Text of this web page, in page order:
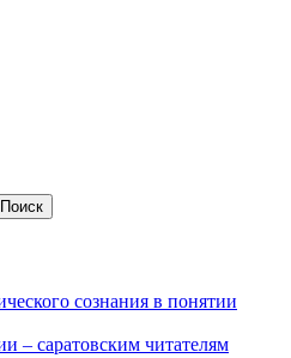
сознания в понятии
– саратовским читателям